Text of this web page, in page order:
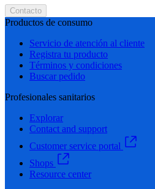
Contacto
Productos de consumo
Servicio de atención al cliente
Registra tu producto
Términos y condiciones
Buscar pedido
Profesionales sanitarios
Explorar
Contact and support
Customer service portal
Shops
Resource center